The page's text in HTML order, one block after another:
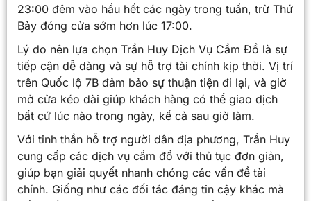
23:00 đêm vào hầu hết các ngày trong tuần, trừ Thứ
Bảy đóng cửa sớm hơn lúc 17:00.
Lý do nên lựa chọn Trần Huy Dịch Vụ Cầm Đồ là sự
tiếp cận dễ dàng và sự hỗ trợ tài chính kịp thời. Vị trí
trên Quốc lộ 7B đảm bảo sự thuận tiện đi lại, và giờ
mở cửa kéo dài giúp khách hàng có thể giao dịch
bất cứ lúc nào trong ngày, kể cả sau giờ làm.
Với tinh thần hỗ trợ người dân địa phương, Trần Huy
cung cấp các dịch vụ cầm đồ với thủ tục đơn giản,
giúp bạn giải quyết nhanh chóng các vấn đề tài
chính. Giống như các đối tác đáng tin cậy khác mà